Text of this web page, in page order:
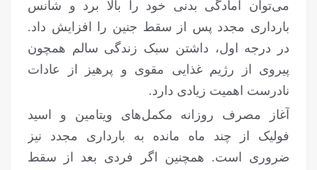
می‌توان آمادگی بدنی خود را بالا برد و شانس
بارداری مجدد پس از سقط جنین را افزایش داد.
در درجه اول، داشتن سبک زندگی سالم همچون
پیروی از رژیم غذایی مقوی و پرهیز از عادات
نادرست اهمیت زیادی دارد.
آغاز مصرف روزانه مکمل‌های ویتامین و اسید
فولیک از چند ماه مانده به بارداری مجدد نیز
ضروری است. همچنین اگر فردی بعد از سقط